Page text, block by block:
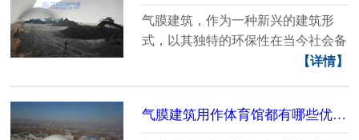
气膜建筑，作为一种新兴的建筑形
式，以其独特的环保性在当今社会备
【详情】
气膜建筑用作体育馆都有哪些优势？